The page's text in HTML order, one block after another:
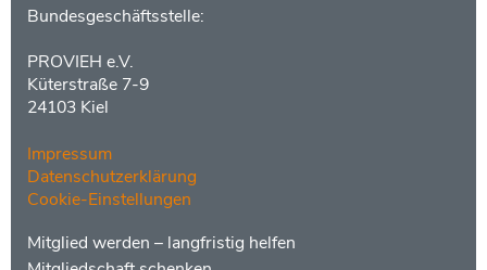
Kontakt
Bundesgeschäftsstelle:
PROVIEH e.V.
Küterstraße 7-9
24103 Kiel
Impressum
Datenschutzerklärung
Cookie-Einstellungen
Menüs
Footer
Mitglied werden – langfristig helfen